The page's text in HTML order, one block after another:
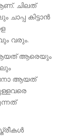
ചിലത്
കിട്ടാൻ
വരും.
ആയത് ആരെയും
ആയത്